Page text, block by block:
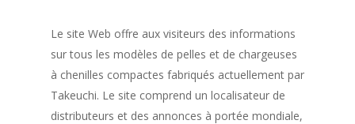
Le site Web offre aux visiteurs des informations
sur tous les modèles de pelles et de chargeuses
à chenilles compactes fabriqués actuellement par
Takeuchi. Le site comprend un localisateur de
distributeurs et des annonces à portée mondiale,